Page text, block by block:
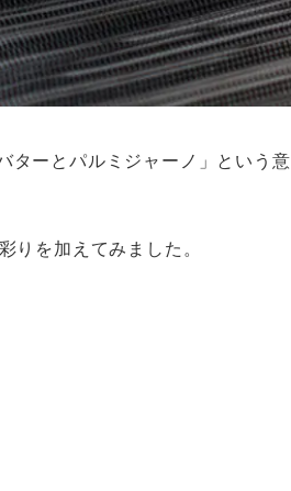
ターとパルミジャーノ」という意
を加えてみました。